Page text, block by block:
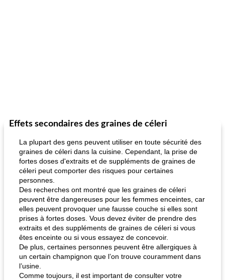
Effets secondaires des graines de céleri
La plupart des gens peuvent utiliser en toute sécurité des
graines de céleri dans la cuisine. Cependant, la prise de
fortes doses d'extraits et de suppléments de graines de
céleri peut comporter des risques pour certaines
personnes.
Des recherches ont montré que les graines de céleri
peuvent être dangereuses pour les femmes enceintes, car
elles peuvent provoquer une fausse couche si elles sont
prises à fortes doses. Vous devez éviter de prendre des
extraits et des suppléments de graines de céleri si vous
êtes enceinte ou si vous essayez de concevoir.
De plus, certaines personnes peuvent être allergiques à
un certain champignon que l’on trouve couramment dans
l’usine.
Comme toujours, il est important de consulter votre